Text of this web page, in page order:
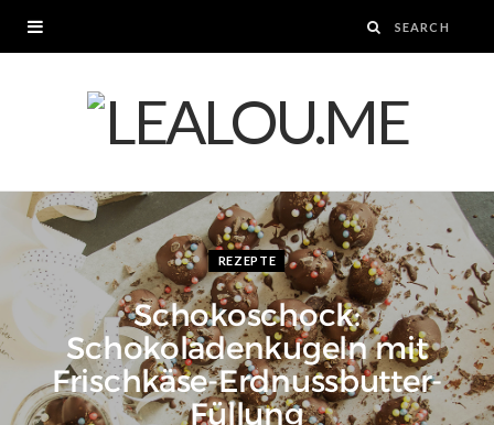
REZEPTE
Schokoschock:
Schokoladenkugeln mit
Frischkäse-Erdnussbutter-
Füllung